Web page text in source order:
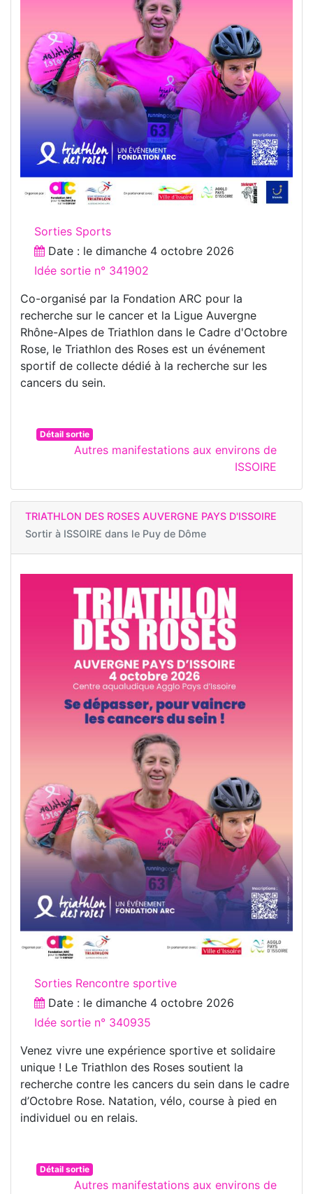
Sorties Sports
Date : le dimanche 4 octobre 2026
Idée sortie n° 341902
Co-organisé par la Fondation ARC pour la
recherche sur le cancer et la Ligue Auvergne
Rhône-Alpes de Triathlon dans le Cadre d'Octobre
Rose, le Triathlon des Roses est un événement
sportif de collecte dédié à la recherche sur les
cancers du sein.
Détail sortie
Autres manifestations aux environs de
ISSOIRE
TRIATHLON DES ROSES AUVERGNE PAYS D'ISSOIRE
Sortir à ISSOIRE dans le Puy de Dôme
Sorties Rencontre sportive
Date : le dimanche 4 octobre 2026
Idée sortie n° 340935
Venez vivre une expérience sportive et solidaire
unique ! Le Triathlon des Roses soutient la
recherche contre les cancers du sein dans le cadre
d’Octobre Rose. Natation, vélo, course à pied en
individuel ou en relais.
Détail sortie
Autres manifestations aux environs de